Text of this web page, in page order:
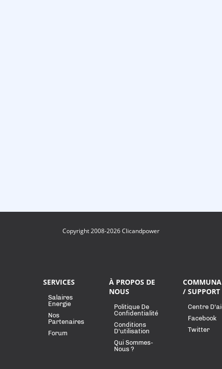
Copyright 2008-2026 Clicandpower
SERVICES
Salaires
Energie
Nos
Partenaires
Forum
À PROPOS DE
NOUS
Politique De
Confidentialité
Conditions
D'utilisation
Qui Sommes-
Nous ?
/ SUPPORT
Centre
Facebook
Twitter